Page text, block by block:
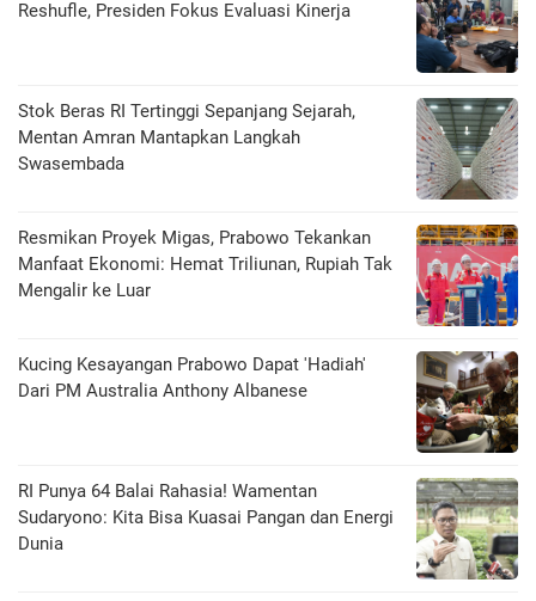
Reshufle, Presiden Fokus Evaluasi Kinerja
Stok Beras RI Tertinggi Sepanjang Sejarah,
Mentan Amran Mantapkan Langkah
Swasembada
Resmikan Proyek Migas, Prabowo Tekankan
Manfaat Ekonomi: Hemat Triliunan, Rupiah Tak
Mengalir ke Luar
Kucing Kesayangan Prabowo Dapat 'Hadiah'
Dari PM Australia Anthony Albanese
RI Punya 64 Balai Rahasia! Wamentan
Sudaryono: Kita Bisa Kuasai Pangan dan Energi
Dunia